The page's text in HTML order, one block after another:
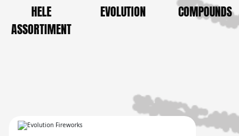
HELE
ASSORTIMENT
EVOLUTION COMPOUNDS